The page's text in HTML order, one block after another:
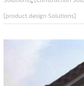
[product design Solutions]